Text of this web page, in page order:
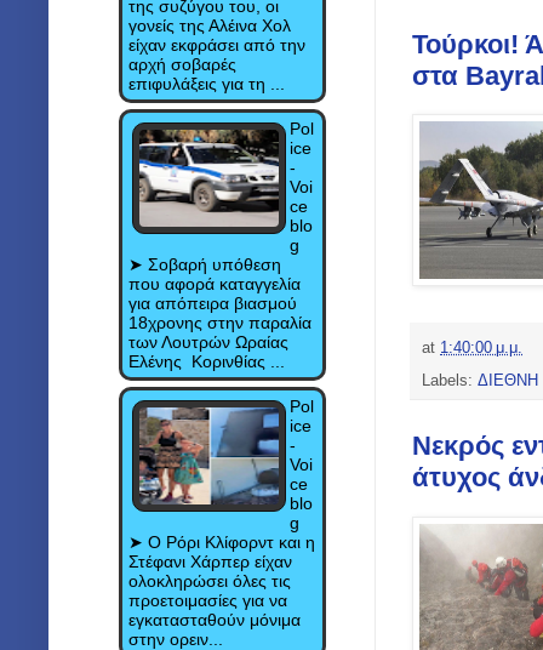
Τούρκοι!
στα
at 1:40:00 μ.μ.
Labels: ΔΙΕΘΝΗ
Νεκρός
άτυχος
της συζύγου του, οι
γονείς της Αλέινα Χολ
είχαν εκφράσει από την
αρχή σοβαρές
επιφυλάξεις για τη ...
Pol
ice
-
Voi
ce
blo
g
➤ Σοβαρή υπόθεση
που αφορά καταγγελία
για απόπειρα βιασμού
18χρονης στην παραλία
των Λουτρών Ωραίας
Ελένης Κορινθίας ...
Pol
ice
-
Voi
ce
blo
g
➤ Ο Ρόρι Κλίφορντ και η
Στέφανι Χάρπερ είχαν
ολοκληρώσει όλες τις
προετοιμασίες για να
εγκατασταθούν μόνιμα
στην ορειν...